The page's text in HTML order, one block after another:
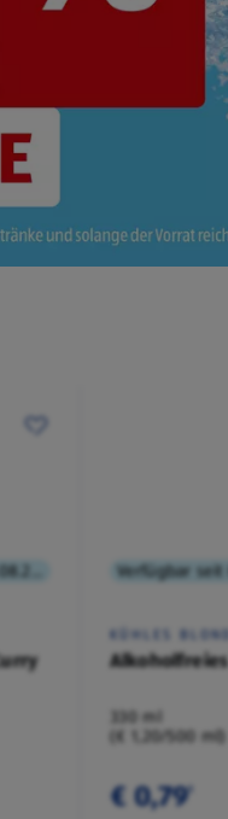
KÜHLES
330 ml
(€ 1,20/500 ml)
€ 0,79¹